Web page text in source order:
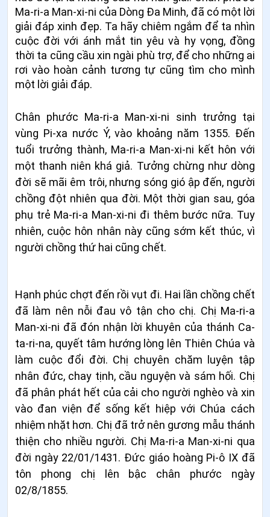
Ma-ri-a Man-xi-ni của Dòng Đa Minh, đã có một lời
giải đáp xinh đẹp. Ta hãy chiêm ngắm để ta nhìn
cuộc đời với ánh mắt tin yêu và hy vọng, đồng
thời ta cũng cầu xin ngài phù trợ, để cho những ai
rơi vào hoàn cảnh tương tự cũng tìm cho mình
một lời giải đáp.
Chân phước Ma-ri-a Man-xi-ni sinh trưởng tại
vùng Pi-xa nước Ý, vào khoảng năm 1355. Đến
tuổi trưởng thành, Ma-ri-a Man-xi-ni kết hôn với
một thanh niên khá giả. Tưởng chừng như dòng
đời sẽ mãi êm trôi, nhưng sóng gió ập đến, người
chồng đột nhiên qua đời. Một thời gian sau, góa
phụ trẻ Ma-ri-a Man-xi-ni đi thêm bước nữa. Tuy
nhiên, cuộc hôn nhân này cũng sớm kết thúc, vì
người chồng thứ hai cũng chết.
Hạnh phúc chợt đến rồi vụt đi. Hai lần chồng chết
đã làm nên nỗi đau vô tận cho chị. Chị Ma-ri-a
Man-xi-ni đã đón nhận lời khuyên của thánh Ca-
ta-ri-na, quyết tâm hướng lòng lên Thiên Chúa và
làm cuộc đổi đời. Chị chuyên chăm luyện tập
nhân đức, chay tịnh, cầu nguyện và sám hối. Chị
đã phân phát hết của cải cho người nghèo và xin
vào đan viện để sống kết hiệp với Chúa cách
nhiệm nhặt hơn. Chị đã trở nên gương mẫu thánh
thiện cho nhiều người. Chị Ma-ri-a Man-xi-ni qua
đời ngày 22/01/1431. Đức giáo hoàng Pi-ô IX đã
tôn phong chị lên bậc chân phước ngày
02/8/1855.